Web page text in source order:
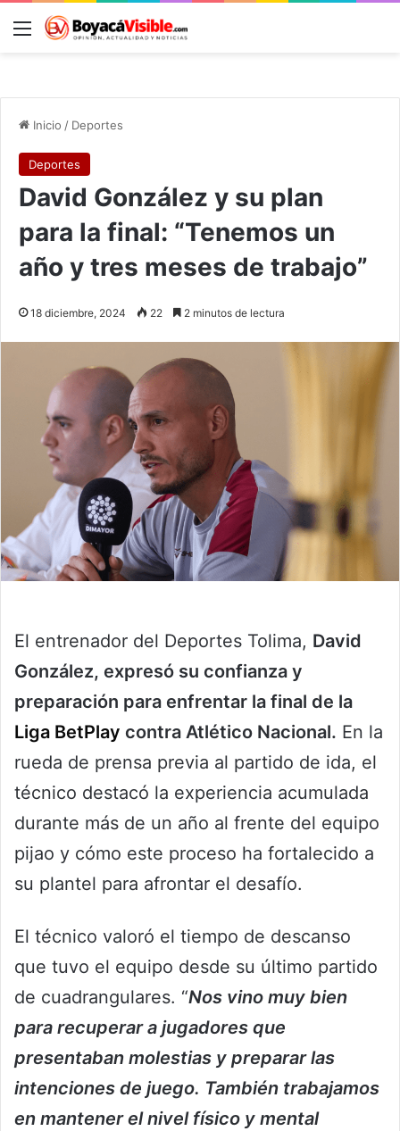
Menú
Inicio / Deportes
Deportes
David González y su plan
para la final: “Tenemos un
año y tres meses de trabajo”
18 diciembre, 2024 22 2 minutos de lectura
El entrenador del Deportes Tolima, David
González, expresó su confianza y
preparación para enfrentar la final de la
Liga BetPlay contra Atlético Nacional. En la
rueda de prensa previa al partido de ida, el
técnico destacó la experiencia acumulada
durante más de un año al frente del equipo
pijao y cómo este proceso ha fortalecido a
su plantel para afrontar el desafío.
El técnico valoró el tiempo de descanso
que tuvo el equipo desde su último partido
de cuadrangulares. “Nos vino muy bien
para recuperar a jugadores que
presentaban molestias y preparar las
intenciones de juego. También trabajamos
en mantener el nivel físico y mental